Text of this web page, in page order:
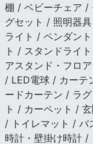
棚 / ベビーチェア /
グセット / 照明器
ライト / ペンダン
ト / スタンドライ
アスタンド・フロ
/ LED電球 / カーテ
ードカーテン / ラ
ト / カーペット /
/ トイレマット / バ
時計・壁掛け時計